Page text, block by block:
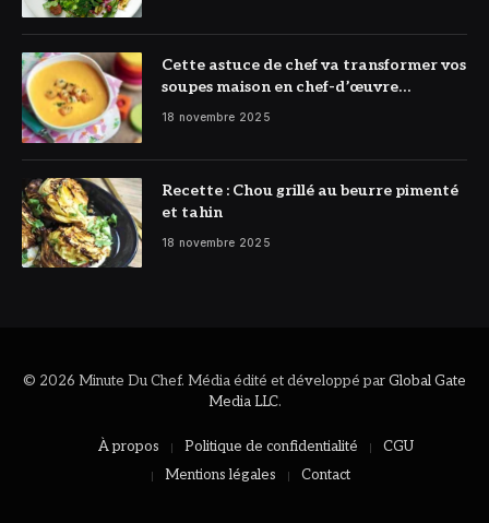
Cette astuce de chef va transformer vos
soupes maison en chef-d’œuvre
réconfortant
18 novembre 2025
Recette : Chou grillé au beurre pimenté
et tahin
18 novembre 2025
© 2026 Minute Du Chef. Média édité et développé parGlobal Gate
Media LLC.
À propos Politique de confidentialité
CGU
Mentions légales
Contact